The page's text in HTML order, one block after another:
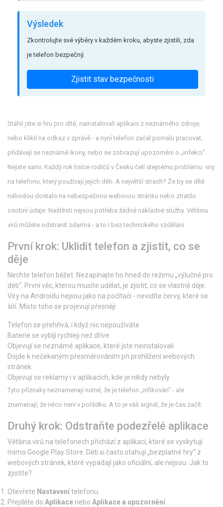
Výsledek
Zkontrolujte své výběry v každém kroku, abyste zjistili, zda
je telefon bezpečný.
Zjistit stav bezpečnosti
Stáhli jste si hru pro dítě, nainstalovali aplikaci z neznámého zdroje,
nebo klikli na odkaz v zprávě - a nyní telefon začal pomalu pracovat,
přidávají se neznámé ikony, nebo se zobrazují upozornění o „infekci“.
Nejste sami. Každý rok tisíce rodičů v Česku čelí stejnému problému: viry
na telefonu, který používají jejich děti. A největší strach? Že by se dítě
náhodou dostalo na nebezpečnou webovou stránku nebo ztratilo
osobní údaje. Naštěstí nejsou potřeba žádné nákladné služby. Většinu
virů můžete odstranit zdarma - a to i bez technického vzdělání.
První krok: Uklidit telefon a zjistit, co se
děje
Nechte telefon běžet. Nezapínajte ho hned do režimu „výlučně pro
děti“. První věc, kterou musíte udělat, je zjistit, co se vlastně děje.
Viry na Androidu nejsou jako na počítači - nevidíte červy, které se
šíří. Místo toho se projevují přesněji:
Telefon se přehřívá, i když nic nepoužíváte
Baterie se vybíjí rychleji než dříve
Objevují se neznámé aplikace, které jste neinstalovali
Dojde k nečekaným přesměrováním při prohlížení webových
stránek
Objevují se reklamy i v aplikacích, kde je nikdy nebyly
Tyto příznaky neznamenají nutně, že je telefon „infikován“ - ale
znamenají, že něco není v pořádku. A to je váš signál, že je čas začít.
Druhý krok: Odstraňte podezřelé aplikace
Většina virů na telefonech přichází z aplikací, které se vyskytují
mimo Google Play Store. Děti si často stahují „bezplatné hry“ z
webových stránek, které vypadají jako oficiální, ale nejsou. Jak to
zjistíte?
Otevřete Nastavenítelefonu.
Přejděte do Aplikace nebo Aplikace a upozornění